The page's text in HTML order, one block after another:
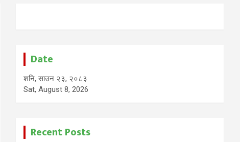
Date
शनि, साउन २३, २०८३
Sat, August 8, 2026
Recent Posts